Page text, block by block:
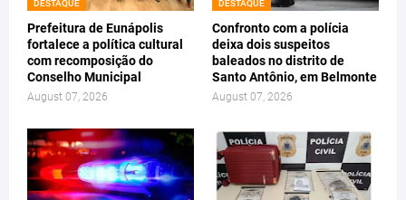
DESTAQUE
Prefeitura de Eunápolis
fortalece a política cultural
com recomposição do
Conselho Municipal
August 07, 2026
DESTAQUE
Confronto com a polícia
deixa dois suspeitos
baleados no distrito de
Santo Antônio, em Belmonte
August 07, 2026